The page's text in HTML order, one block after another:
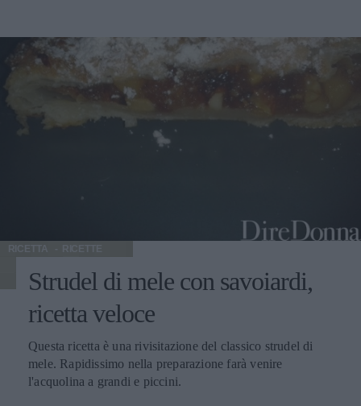
RICETTA
Strudel di mele con savoiardi,
ricetta veloce
Questa ricetta è una rivisitazione del classico strudel di
mele. Rapidissimo nella preparazione farà venire
l'acquolina a grandi e piccini.